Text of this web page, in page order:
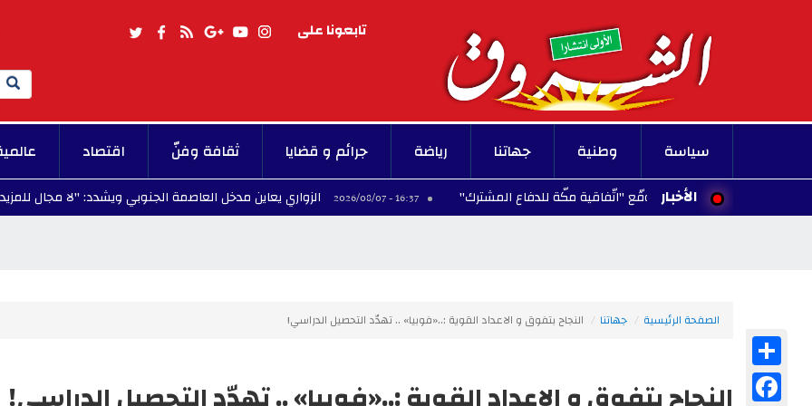
تابعونا على
Search
سياسة وطنية جهاتنا رياضة جرائم و قضايا ثقافة وفنّ اقتصاد
الأخبار
وباكستان تُوقّع "اتّفاقية مكّة للدفاع المشترك" 16:37 - 2026/08/07 الزواري يعاين مدخل العاصمة الجنوبي ويشدد: "لا مجال للمزيد من
الصفحة الرئيسية جهاتنا النجاح بتفوق و الاعداد القوية :..«فوبيا» .. تهدّد التحصيل الدراسي!
Facebook